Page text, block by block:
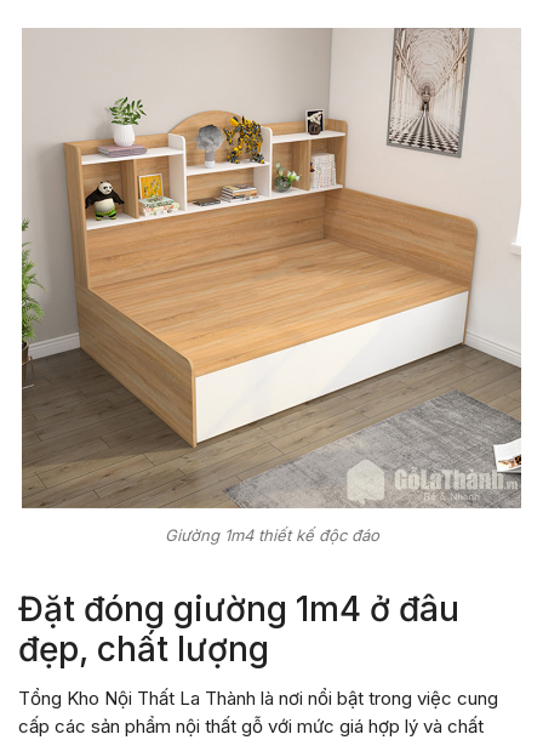
Giường 1m4 thiết kế độc đáo
Đặt đóng giường 1m4 ở đâu
đẹp, chất lượng
Tổng Kho Nội Thất La Thành là nơi nổi bật trong việc cung
cấp các sản phẩm nội thất gỗ với mức giá hợp lý và chất